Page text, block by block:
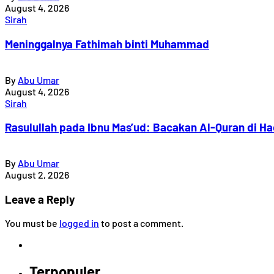
August 4, 2026
Sirah
Meninggalnya Fathimah binti Muhammad
By Abu Umar
August 4, 2026
Sirah
Rasulullah pada Ibnu Mas’ud: Bacakan Al-Quran di
By Abu Umar
August 2, 2026
Leave a Reply
You must be logged in to post a comment.